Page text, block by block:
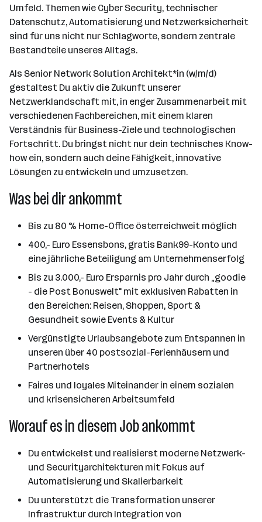
Umfeld. Themen wie Cyber Security, technischer
Datenschutz, Automatisierung und Netzwerksicherheit
sind für uns nicht nur Schlagworte, sondern zentrale
Bestandteile unseres Alltags.
Als Senior Network Solution Architekt*in (w/m/d)
gestaltest Du aktiv die Zukunft unserer
Netzwerklandschaft mit, in enger Zusammenarbeit mit
verschiedenen Fachbereichen, mit einem klaren
Verständnis für Business-Ziele und technologischen
Fortschritt. Du bringst nicht nur dein technisches Know-
how ein, sondern auch deine Fähigkeit, innovative
Lösungen zu entwickeln und umzusetzen.
Was bei dir ankommt
Bis zu 80 % Home-Office österreichweit möglich
400,- Euro Essensbons, gratis Bank99-Konto und
eine jährliche Beteiligung am Unternehmenserfolg
Bis zu 3.000,- Euro Ersparnis pro Jahr durch „goodie
- die Post Bonuswelt" mit exklusiven Rabatten in
den Bereichen: Reisen, Shoppen, Sport &
Gesundheit sowie Events & Kultur
Vergünstigte Urlaubsangebote zum Entspannen in
unseren über 40 postsozial-Ferienhäusern und
Partnerhotels
Faires und loyales Miteinander in einem sozialen
und krisensicheren Arbeitsumfeld
Worauf es in diesem Job ankommt
Du entwickelst und realisierst moderne Netzwerk-
und Securityarchitekturen mit Fokus auf
Automatisierung und Skalierbarkeit
Du unterstützt die Transformation unserer
Infrastruktur durch Integration von